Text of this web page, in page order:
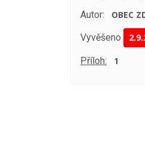
Autor:
OBEC
Vyvěšeno
Příloh: 1